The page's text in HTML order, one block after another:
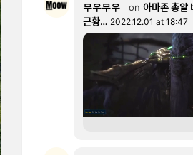
무우무우 on 아마존 총알
근황… 2022.12.01 at 18:47